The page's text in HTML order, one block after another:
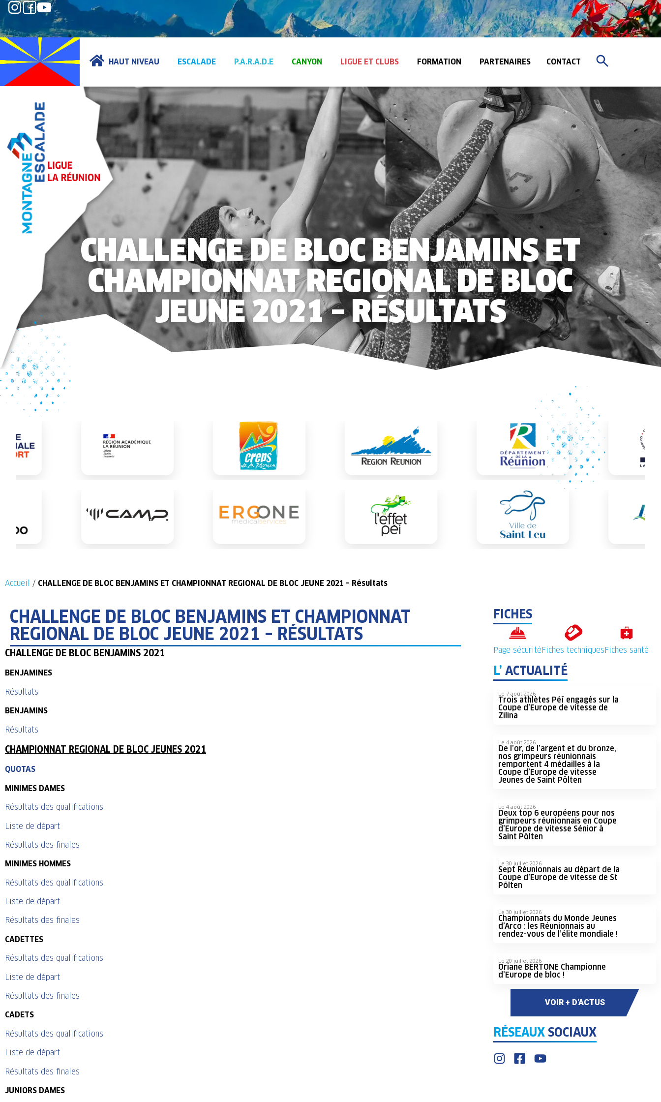
HAUT NIVEAU ESCALADE P.A.R.A.D.E CANYON LIGUE ET CLUBS FORMATION PARTENAIRES CONTACT
CHALLENGE DE BLOC BENJAMINS ET
CHAMPIONNAT REGIONAL DE BLOC
JEUNE 2021 – RÉSULTATS
Accueil / CHALLENGE DE BLOC BENJAMINS ET CHAMPIONNAT REGIONAL DE BLOC JEUNE 2021 – Résultats
CHALLENGE DE BLOC BENJAMINS ET CHAMPIONNAT
REGIONAL DE BLOC JEUNE 2021 – RÉSULTATS
CHALLENGE DE BLOC BENJAMINS 2021
BENJAMINES
Résultats
BENJAMINS
Résultats
CHAMPIONNAT REGIONAL DE BLOC JEUNES 2021
QUOTAS
MINIMES DAMES
Résultats des qualifications
Liste de départ
Résultats des finales
MINIMES HOMMES
Résultats des qualifications
Liste de départ
Résultats des finales
CADETTES
Résultats des qualifications
Liste de départ
Résultats des finales
CADETS
Résultats des qualifications
Liste de départ
Résultats des finales
JUNIORS DAMES
FICHES
Page sécuritéFiches techniquesFiches santé
L’ ACTUALITÉ
Le 7 août 2026
Trois athlètes Péï engagés sur la
Coupe d’Europe de vitesse de
Zilina
Le 4 août 2026
De l’or, de l’argent et du bronze,
nos grimpeurs réunionnais
remportent 4 médailles à la
Coupe d’Europe de vitesse
Jeunes de Saint Pölten
Le 4 août 2026
Deux top 6 européens pour nos
grimpeurs réunionnais en Coupe
d’Europe de vitesse Sénior à
Saint Pölten
Le 30 juillet 2026
Sept Réunionnais au départ de la
Coupe d’Europe de vitesse de St
Pölten
Le 30 juillet 2026
Championnats du Monde Jeunes
d’Arco : les Réunionnais au
rendez-vous de l’élite mondiale !
Le 20 juillet 2026
Oriane BERTONE Championne
d’Europe de bloc !
VOIR + D'ACTUS
RÉSEAUX SOCIAUX